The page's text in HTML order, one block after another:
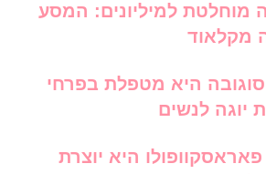
למיליונים: המסע
מקלאוד
היא מטפלת בפרחי
יוגה לנשים
פאראסקוופולו היא יוצרת